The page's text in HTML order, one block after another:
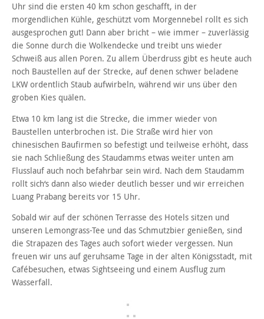
Uhr sind die ersten 40 km schon geschafft, in der
morgendlichen Kühle, geschützt vom Morgennebel rollt es sich
ausgesprochen gut! Dann aber bricht – wie immer – zuverlässig
die Sonne durch die Wolkendecke und treibt uns wieder
Schweiß aus allen Poren. Zu allem Überdruss gibt es heute auch
noch Baustellen auf der Strecke, auf denen schwer beladene
LKW ordentlich Staub aufwirbeln, während wir uns über den
groben Kies quälen.
Etwa 10 km lang ist die Strecke, die immer wieder von
Baustellen unterbrochen ist. Die Straße wird hier von
chinesischen Baufirmen so befestigt und teilweise erhöht, dass
sie nach Schließung des Staudamms etwas weiter unten am
Flusslauf auch noch befahrbar sein wird. Nach dem Staudamm
rollt sich‘s dann also wieder deutlich besser und wir erreichen
Luang Prabang bereits vor 15 Uhr.
Sobald wir auf der schönen Terrasse des Hotels sitzen und
unseren Lemongrass-Tee und das Schmutzbier genießen, sind
die Strapazen des Tages auch sofort wieder vergessen. Nun
freuen wir uns auf geruhsame Tage in der alten Königsstadt, mit
Cafébesuchen, etwas Sightseeing und einem Ausflug zum
Wasserfall.